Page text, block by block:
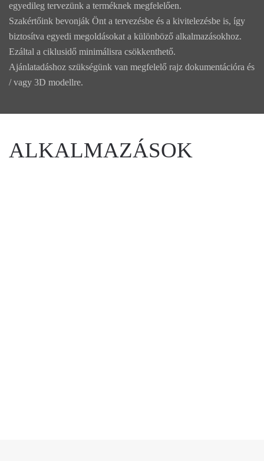
egyedileg tervezünk a terméknek megfelelően.
Szakértőink bevonják Önt a tervezésbe és a kivitelezésbe is, így
biztosítva egyedi megoldásokat a különböző alkalmazásokhoz.
Ezáltal a ciklusidő minimálisra csökkenthető.
Ajánlatadáshoz szükségünk van megfelelő rajz dokumentációra és
/ vagy 3D modellre.
ALKALMAZÁSOK